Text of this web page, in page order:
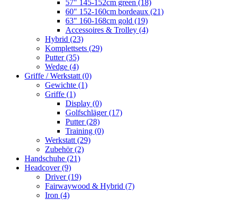
57" 145-152cm green (18)
60" 152-160cm bordeaux (21)
63" 160-168cm gold (19)
Accessoires & Trolley (4)
Hybrid (23)
Komplettsets (29)
Putter(35)
Wedge (4)
Griffe / Werkstatt (0)
Gewichte (1)
Griffe (1)
Display (0)
Golfschläger(17)
Putter(28)
Training (0)
Werkstatt (29)
Zubehör(2)
Handschuhe (21)
Headcover(9)
Driver(19)
Fairwaywood & Hybrid (7)
Iron (4)